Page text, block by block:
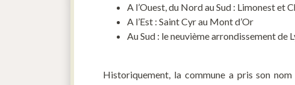
A l’Ouest, du Nord au Sud : Limonest et
A l’Est : Saint Cyr au Mont d’Or
Au Sud : le neuvième arrondissement de
Historiquement, la commune a pris son